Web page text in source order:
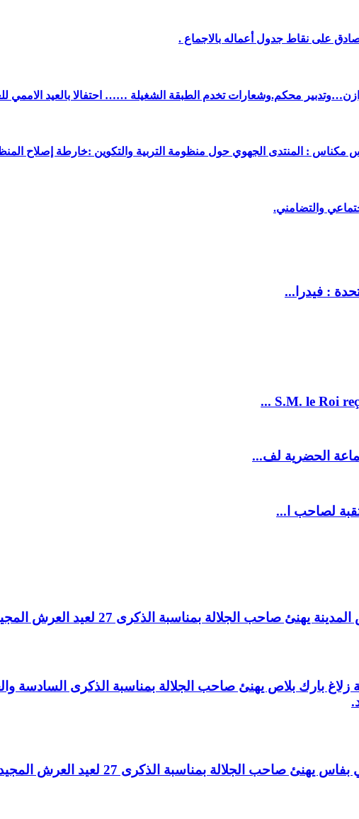
على نقاط جدول أعماله بالاجماع .
وازن…وتدبير محكم.وشعارات تخدم الطبقة الشغيلة …… احتفالا بالعيد الاممي
مكناس : المنتدى الجهوي حول منظومة التربية والتكوين :خارطة إصلاح
والتضامني.
: فيدرا...
S.M. le Roi
الحضرية لف...
لصاحب ا...
الجلالة بمناسبة الذكرى 27 لعيد العرش المجيد.
زلاغ بارك بلاص يهنئ صاحب الجلالة بمناسبة الذكرى
الجلالة بمناسبة الذكرى 27 لعيد العرش المجيد